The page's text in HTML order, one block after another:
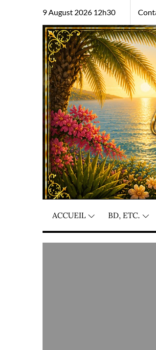
9 August 2026 12h30
ACCUEIL BD, ETC.